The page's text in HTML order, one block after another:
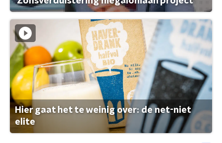
Hier gaat het te weinig over: de net-niet
elite